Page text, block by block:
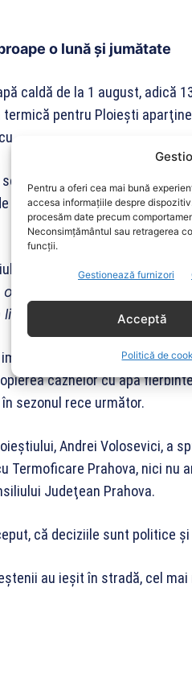
Pentru a oferi cea mai bună
accesa informațiile despre
procesăm date precum
Neconsimțământul sau retragerea
funcții.
Gestionează furnizori
Acceptă
Politică de
o lună și jumătate
caldă de la 1 august, adică
pentru Ploieşti
de termoficare în
la 1 august, timp de o lună,
Judeţean Prahova, Iulian
întreg să rămână fără
reluării
caznelor cu apă
sezonul rece următor.
Andrei Volosevici, a
Termoficare Prahova, nici nu
Judeţean Prahova.
că deciziile sunt politice
au ieşit în stradă, cel